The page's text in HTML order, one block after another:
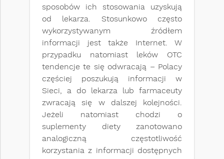
sposobów ich stosowania uzyskują
od lekarza. Stosunkowo często
wykorzystywanym źródłem
informacji jest także Internet. W
przypadku natomiast leków OTC
tendencje te się odwracają – Polacy
częściej poszukują informacji w
Sieci, a do lekarza lub farmaceuty
zwracają się w dalszej kolejności.
Jeżeli natomiast chodzi o
suplementy diety zanotowano
analogiczną częstotliwość
korzystania z informacji dostępnych